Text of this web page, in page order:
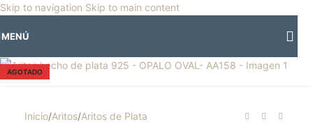
Skip to navigation Skip to main content
🎡Horario especial por vacaciones agostinas
MENÚ
AGOTADO
Inicio/Aritos/Aritos de Plata